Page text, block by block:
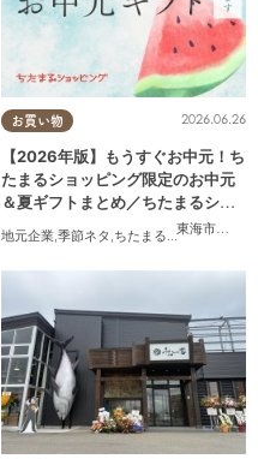
お買い物
東海市
,大府
2026.06.26
【2026年版】もうすぐお中元！ち
たまるショッピング限定のお中元
＆夏ギフトまとめ／ちたまるショ
地元企業 季節ネタ ちたまるショッピング